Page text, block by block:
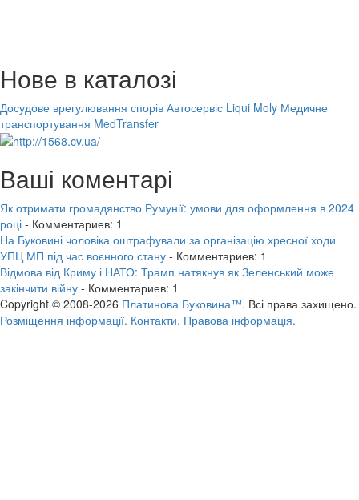
Нове в каталозі
Досудове врегулювання спорів Автосервіс Liqui Moly Медичне
транспортування MedTransfer
Ваші коментарі
Як отримати громадянство Румунії: умови для оформлення в 2024
році - Комментариев: 1
На Буковині чоловіка оштрафували за організацію хресної ходи
УПЦ МП під час воєнного стану - Комментариев: 1
Відмова від Криму і НАТО: Трамп натякнув як Зеленський може
закінчити війну - Комментариев: 1
Copyright © 2008-2026 Платинова Буковина™. Всі права захищено.
Розміщення інформації. Контакти. Правова інформація.